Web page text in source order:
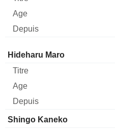
Administrateur
Hideharu Maro
Shingo Kaneko